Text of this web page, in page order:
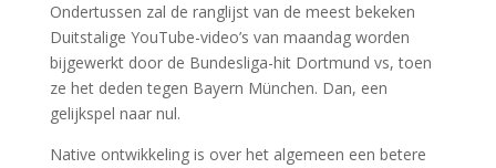
Ondertussen zal de ranglijst van de meest bekeken
Duitstalige YouTube-video’s van maandag worden
bijgewerkt door de Bundesliga-hit Dortmund vs, toen
ze het deden tegen Bayern München. Dan, een
gelijkspel naar nul.
Native ontwikkeling is over het algemeen een betere